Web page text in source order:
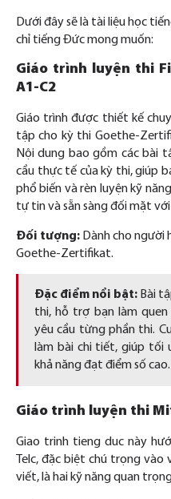
Dưới đây sẽ là tài liệu học
chỉ tiếng Đức mong muốn:
Giáo trình luyện thi
A1-C2
Giáo trình được thiết kế
tập cho kỳ thi Goethe-
Nội dung bao gồm các bài
cầu thực tế của kỳ thi, giúp
phổ biến và rèn luyện kỹ
tự tin và sẵn sàng đối mặt
Đối tượng: Dành cho người
Goethe-Zertifikat.
Đặc điểm nổi bật: Bài
thi, hỗ trợ bạn làm
yêu cầu từng phần thi.
làm bài chi tiết, giúp tối
khả năng đạt điểm số cao.
Giáo trình luyện thi
Giao trinh tieng ducnày
Telc, đặc biệt chú trọng
viết, là hai kỹ năng quan